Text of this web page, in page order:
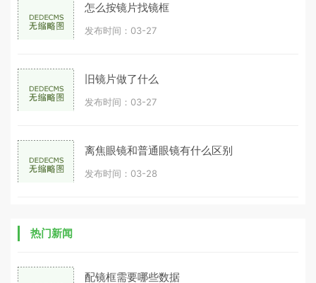
怎么按镜片找镜框
发布时间：03-27
旧镜片做了什么
发布时间：03-27
离焦眼镜和普通眼镜有什么区别
发布时间：03-28
热门新闻
配镜框需要哪些数据